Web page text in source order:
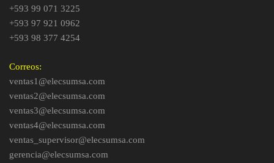
+593 99 071 3225
+593 97 921 0962
+593 98 377 4254
Correos:
ventas1@elecsumsa.com
ventas2@elecsumsa.com
ventas3@elecsumsa.com
ventas4@elecsumsa.com
ventas_supervisor@elecsumsa.com
gerencia@elecsumsa.com